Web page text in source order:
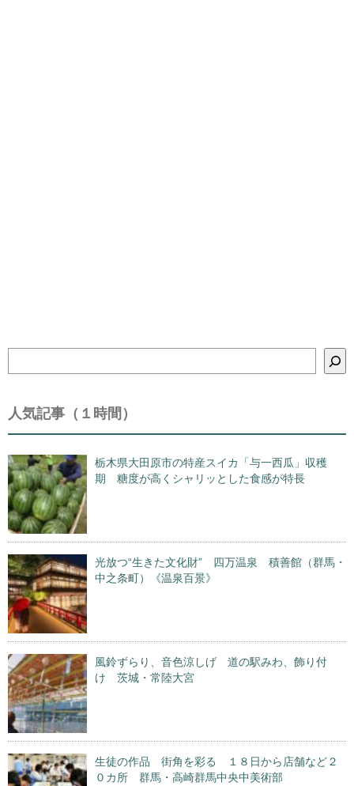
索
人気記事（１時間）
栃木県大田原市の特産スイカ「与一西瓜」収穫
期 糖度が高くシャリッとした食感が特長
光放つ“生きた文化財” 四万温泉 積善館（群馬・
中之条町）《温泉百景》
風鈴ずらり、音色涼しげ 道の駅みわ、飾り付
け 茨城・常陸大宮
生徒の作品 街角を彩る １８日から店舗など２
０カ所 群馬・高崎群馬中央中美術部